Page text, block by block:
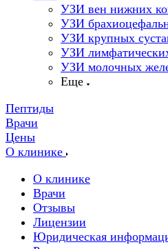
УЗИ вен нижних
УЗИ
УЗИ крупных
УЗИ
УЗИ молочных
Еще
Пептиды
Врачи
Цены
О клинике
О клинике
Врачи
Отзывы
Лицензии
Юридическая